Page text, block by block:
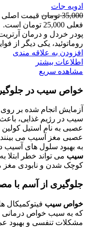
ادویه جات
35,000 تومان قیمت اصلی 35,000 تومان بود.
فعلی 25,000 تومان است.
پودر خردل و درمان
روماتوئید، یکی دیگر از
افزودن به علاقه مندی
اطلاعات بیشتر
مشاهده سریع
خواص سیب در
آزمایش انجام شده بر
سیب در رژیم غذایی، باعث
عصبی به نام استیل
عصبی مغز آسیب می
به بهبود سلول های آسیب
سیب می تواند خطر ابتلا
کوچک شدن و نابودی مغز
جلوگیری از آسم با
خواص سیب فیتوکمیکال
که به سیب خواص درمانی
مشکلات تنفسی و بهبود